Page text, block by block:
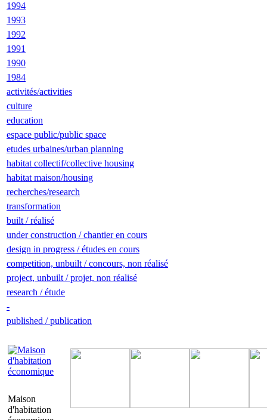
1994
1993
1992
1991
1990
1984
activités/activities
culture
education
espace public/public space
etudes urbaines/urban planning
habitat collectif/collective housing
habitat maison/housing
recherches/research
transformation
built / réalisé
under construction / chantier en cours
design in progress / études en cours
competition, unbuilt / concours, non réalisé
project, unbuilt / projet, non réalisé
research / étude
-
published / publication
Maison
d'habitation